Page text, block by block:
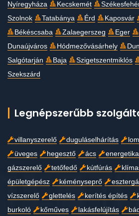
Nyíregyháza
Kecskemét
Szolnok
Tatabánya Érd Kaposvár
Békéscsaba
Zalaegerszeg Eger
Dunaújváros
Hódmezővásárhely
Salgótarján
Baja Szigetszentmiklós
Szekszárd
Legnépszerűbb
villanyszerelő duguláselhárítás
üveges
hegesztő ács
gázszerelő
tetőfedő kútfúrás
épületgépész
kéményseprő
vízszerelő
glettelés kerítés építés
burkoló
kőműves lakásfelújítás